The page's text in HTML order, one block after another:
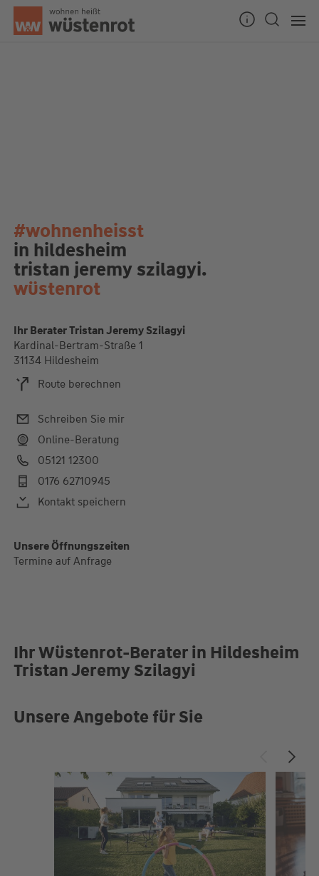
#wohnenheisst
in hildesheim
tristan jeremy szilagyi.
wüstenrot
Ihr Berater Tristan Jeremy Szilagyi
Kardinal-Bertram-Straße 1
31134 Hildesheim
Route berechnen
Schreiben Sie mir
Online-Beratung
05121 12300
0176 62710945
Kontakt speichern
Unsere Öffnungszeiten
Termine auf Anfrage
Ihr Wüstenrot-Berater in Hildesheim
Tristan Jeremy Szilagyi
Unsere Angebote für Sie